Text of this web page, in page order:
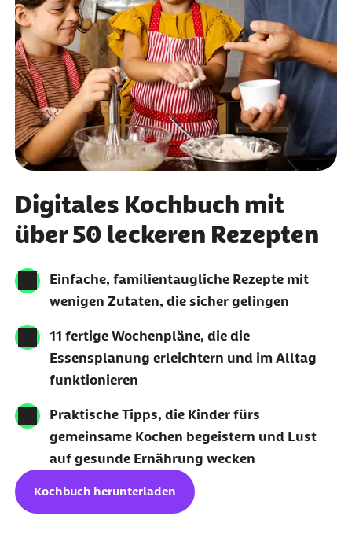
Digitales Kochbuch mit
über 50 leckeren Rezepten
Einfache, familientaugliche Rezepte mit
wenigen Zutaten, die sicher gelingen
11 fertige Wochenpläne, die die
Essensplanung erleichtern und im Alltag
funktionieren
Praktische Tipps, die Kinder fürs
gemeinsame Kochen begeistern und Lust
auf gesunde Ernährung wecken
Kochbuch herunterladen